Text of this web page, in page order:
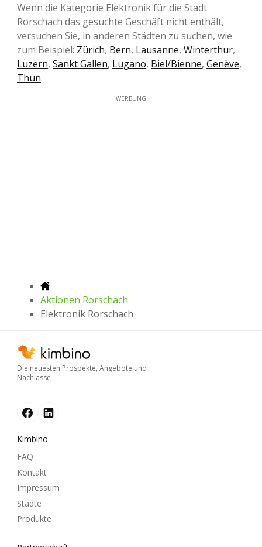
Wenn die Kategorie Elektronik für die Stadt
Rorschach das gesuchte Geschäft nicht enthält,
versuchen Sie, in anderen Städten zu suchen, wie
zum Beispiel: Zürich, Bern, Lausanne, Winterthur,
Luzern, Sankt Gallen, Lugano, Biel/Bienne, Genève,
Thun.
WERBUNG
Aktionen Rorschach
Elektronik Rorschach
Die neuesten Prospekte, Angebote und
Nachlässe
Kimbino
FAQ
Kontakt
Impressum
Städte
Produkte